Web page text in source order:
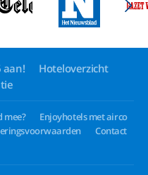
aan!
Hoteloverzicht
mee?
Enjoyhotels met airco
Contact